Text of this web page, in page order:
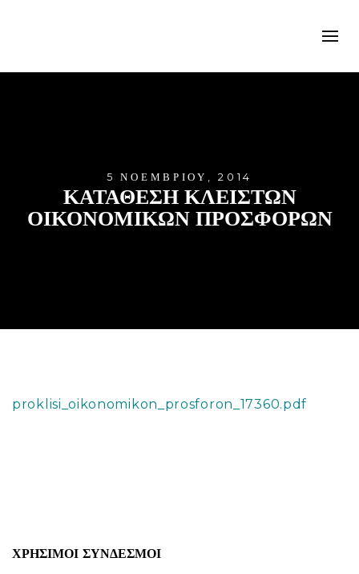
5 ΝΟΕΜΒΡΊΟΥ, 2014
ΚΑΤΑΘΕΣΗ ΚΛΕΙΣΤΩΝ
ΟΙΚΟΝΟΜΙΚΩΝ ΠΡΟΣΦΟΡΩΝ
proklisi_oikonomikon_prosforon_17360.pdf
ΧΡΉΣΙΜΟΙ ΣΎΝΔΕΣΜΟΙ